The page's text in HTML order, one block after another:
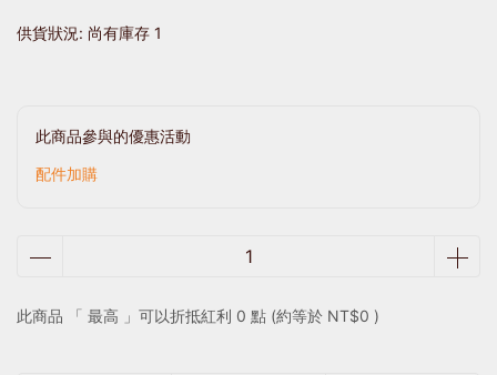
供貨狀況: 尚有庫存 1
此商品參與的優惠活動
配件加購
此商品 「 最高 」可以折抵紅利 0 點 (約等於 NT$0 )